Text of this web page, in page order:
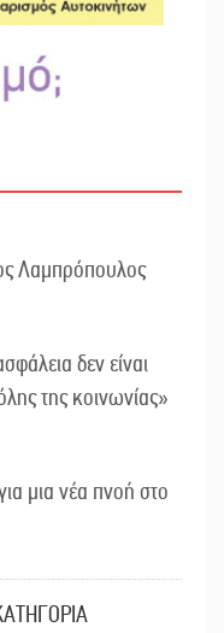
Λαμπρόπουλος
δεν είναι
της κοινωνίας»
μια νέα πνοή στο